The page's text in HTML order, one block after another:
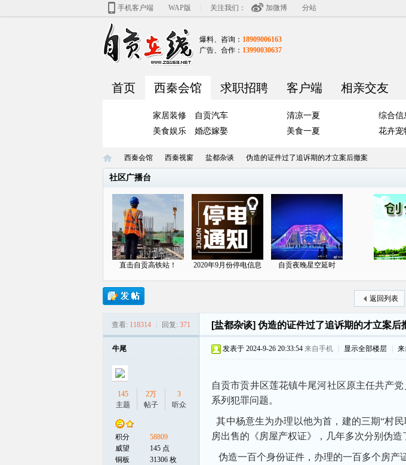
手机客户端 WAP版 关注我们： 加微博 分站
爆料、咨询： 18909006163
广告、合作： 13990030637
首页 西秦会馆 求职招聘 客户端 相亲交友
家居装修
自贡汽车
美食娱乐
婚恋嫁娶
清凉一夏
美食一夏
综合信
花卉宠
西秦会馆 西秦视窗 盐都杂谈
›
伪造的证件过了追诉期的才立案后撤案
社区广播台
直击自贡高铁站！ 2020年9月份停电信息 自贡夜晚星空延时
返回列表
查看: 118314 回复: 371 [盐都杂谈] 伪造的证件过了追诉期的才立案后
牛尾
145
主题
2万
帖子
3
听众
积分
58809
威望
145 点
铜板
31306 枚
发表于 2024-9-26 20:33:54 来自手机 显示全部楼层 来
自贡市贡井区莲花镇牛尾河社区原主任共产
系列犯罪问题。
其中杨意生为办理以他为首，建的三期“村
房出售的《房屋产权证》，几年多次分别伪
伪造一百个身份证件，办理的一百多个房产